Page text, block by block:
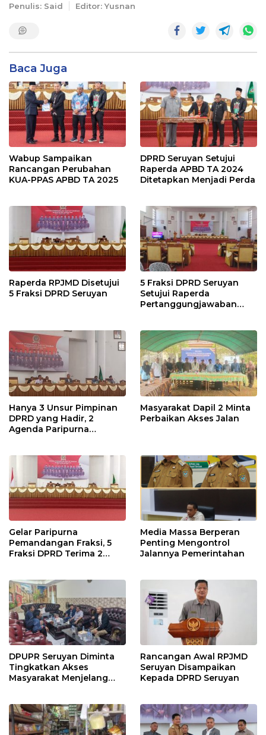
Penulis: Said Editor: Yusnan
Baca Juga
Wabup Sampaikan
Rancangan Perubahan
KUA-PPAS APBD TA 2025
DPRD Seruyan Setujui
Raperda APBD TA 2024
Ditetapkan Menjadi Perda
Raperda RPJMD Disetujui
5 Fraksi DPRD Seruyan
5 Fraksi DPRD Seruyan
Setujui Raperda
Pertanggungjawaban
Hanya 3 Unsur Pimpinan
DPRD yang Hadir, 2
Agenda Paripurna
Masyarakat Dapil 2 Minta
Perbaikan Akses Jalan
Gelar Paripurna
Pemandangan Fraksi, 5
Fraksi DPRD Terima 2
Media Massa Berperan
Penting Mengontrol
Jalannya Pemerintahan
DPUPR Seruyan Diminta
Tingkatkan Akses
Masyarakat Menjelang
Rancangan Awal RPJMD
Seruyan Disampaikan
Kepada DPRD Seruyan